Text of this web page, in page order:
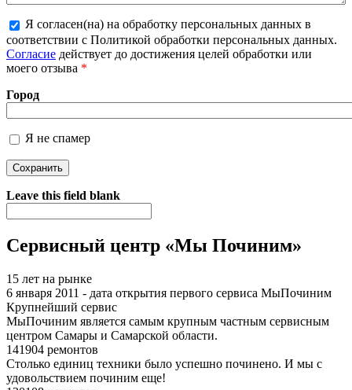
Более подробная информация о текстовых форматах
Я согласен(на) на обработку персональных данных в
соответствии с Политикой обработки персональных данных.
Согласие действует до достижения целей обработки или
моего отзыва *
Город
Я не спамер
Я спамер
Leave this field blank
Сервисный центр «Мы Починим»
15 лет на рынке
6 января 2011 - дата открытия первого сервиса МыПочиним
Крупнейший сервис
МыПочиним является самым крупным частным сервисным
центром Самары и Самарской области.
141904 ремонтов
Столько единиц техники было успешно починено. И мы с
удовольствием починим еще!